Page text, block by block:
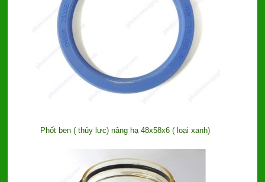
Phốt ben ( thủy lực) nâng hạ 48x58x6 ( loại xanh)